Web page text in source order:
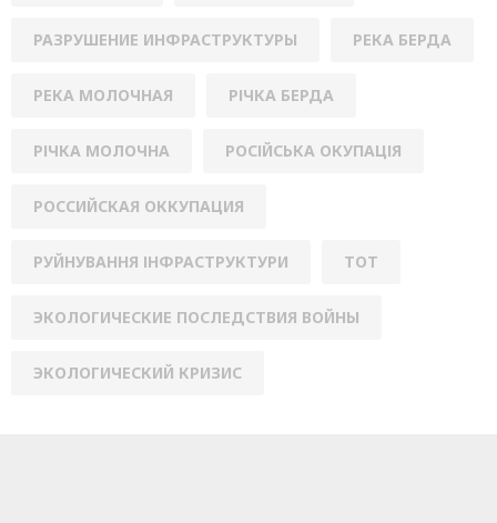
РАЗРУШЕНИЕ ИНФРАСТРУКТУРЫ РЕКА БЕРДА
РЕКА МОЛОЧНАЯ РІЧКА БЕРДА
РІЧКА МОЛОЧНА РОСІЙСЬКА ОКУПАЦІЯ
РОССИЙСКАЯ ОККУПАЦИЯ
РУЙНУВАННЯ ІНФРАСТРУКТУРИ ТОТ
ЭКОЛОГИЧЕСКИЕ ПОСЛЕДСТВИЯ ВОЙНЫ
ЭКОЛОГИЧЕСКИЙ КРИЗИС